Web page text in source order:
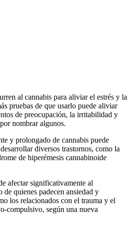
al cannabis para aliviar el estrés y la
pruebas de que usarlo puede aliviar
de preocupación, la irritabilidad y
nombrar algunos.
y prolongado de cannabis puede
diversos trastornos, como la
de hiperémesis cannabinoide
afectar significativamente al
de quienes padecen ansiedad y
los relacionados con el trauma y el
compulsivo, según una nueva